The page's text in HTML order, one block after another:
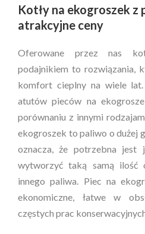
Kotły na ekogroszek z
atrakcyjne ceny
Oferowane przez nas
podajnikiem to rozwiązania,
komfort cieplny na wiele
atutów pieców na
porównaniu z innymi
ekogroszek to paliwo o dużej
oznacza, że potrzebna jest
wytworzyć taką samą ilość
innego paliwa. Piec na
ekonomiczne, łatwe w
częstych prac